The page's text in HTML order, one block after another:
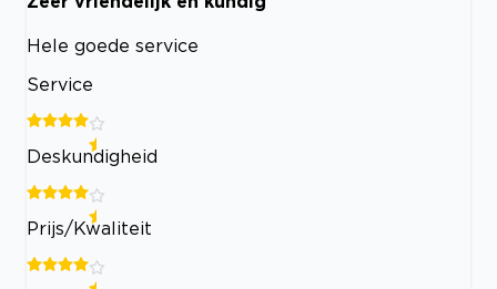
Hele goede service
Service
Deskundigheid
Prijs/Kwaliteit